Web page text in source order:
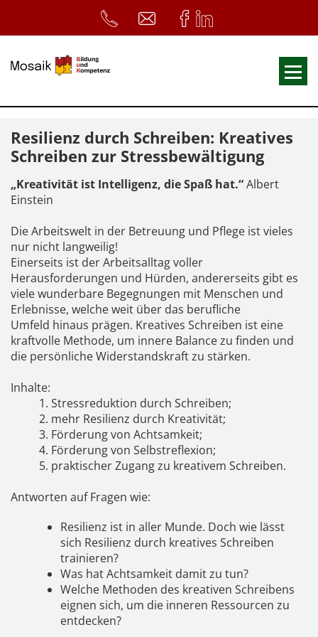
Ausbildungen
ReferentInnen
Infos
Home
Download Kursunterlagen
Kontakt News Anmelden
Registrieren
Resilienz durch Schreiben: Kreatives
Schreiben zur Stressbewältigung
„Kreativität ist Intelligenz, die Spaß hat.“Albert
Einstein
Die Arbeitswelt in der Betreuung und Pflege ist vieles
nur nicht langweilig!
Einerseits ist der Arbeitsalltag voller
Herausforderungen und Hürden, andererseits gibt es
viele wunderbare Begegnungen mit Menschen und
Erlebnisse, welche weit über das berufliche
Umfeld hinaus prägen. Kreatives Schreiben ist eine
kraftvolle Methode, um innere Balance zu finden und
die persönliche Widerstandskraft zu stärken.
Inhalte:
1. Stressreduktion durch Schreiben;
2. mehr Resilienz durch Kreativität;
3. Förderung von Achtsamkeit;
4. Förderung von Selbstreflexion;
5. praktischer Zugang zu kreativem Schreiben.
Antworten auf Fragen wie:
Resilienz ist in aller Munde. Doch wie lässt
sich Resilienz durch kreatives Schreiben
trainieren?
Was hat Achtsamkeit damit zu tun?
Welche Methoden des kreativen Schreibens
eignen sich, um die inneren Ressourcen zu
entdecken?